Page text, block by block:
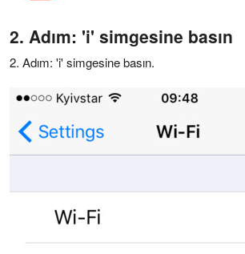
2. Adım: 'i' simgesine basın
2. Adım: 'i' simgesine basın.